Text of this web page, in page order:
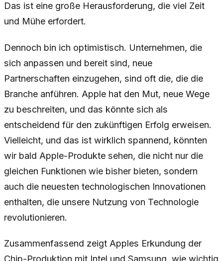
Das ist eine große Herausforderung, die viel Zeit
und Mühe erfordert.
Dennoch bin ich optimistisch. Unternehmen, die
sich anpassen und bereit sind, neue
Partnerschaften einzugehen, sind oft die, die die
Branche anführen. Apple hat den Mut, neue Wege
zu beschreiten, und das könnte sich als
entscheidend für den zukünftigen Erfolg erweisen.
Vielleicht, und das ist wirklich spannend, könnten
wir bald Apple-Produkte sehen, die nicht nur die
gleichen Funktionen wie bisher bieten, sondern
auch die neuesten technologischen Innovationen
enthalten, die unsere Nutzung von Technologie
revolutionieren.
Zusammenfassend zeigt Apples Erkundung der